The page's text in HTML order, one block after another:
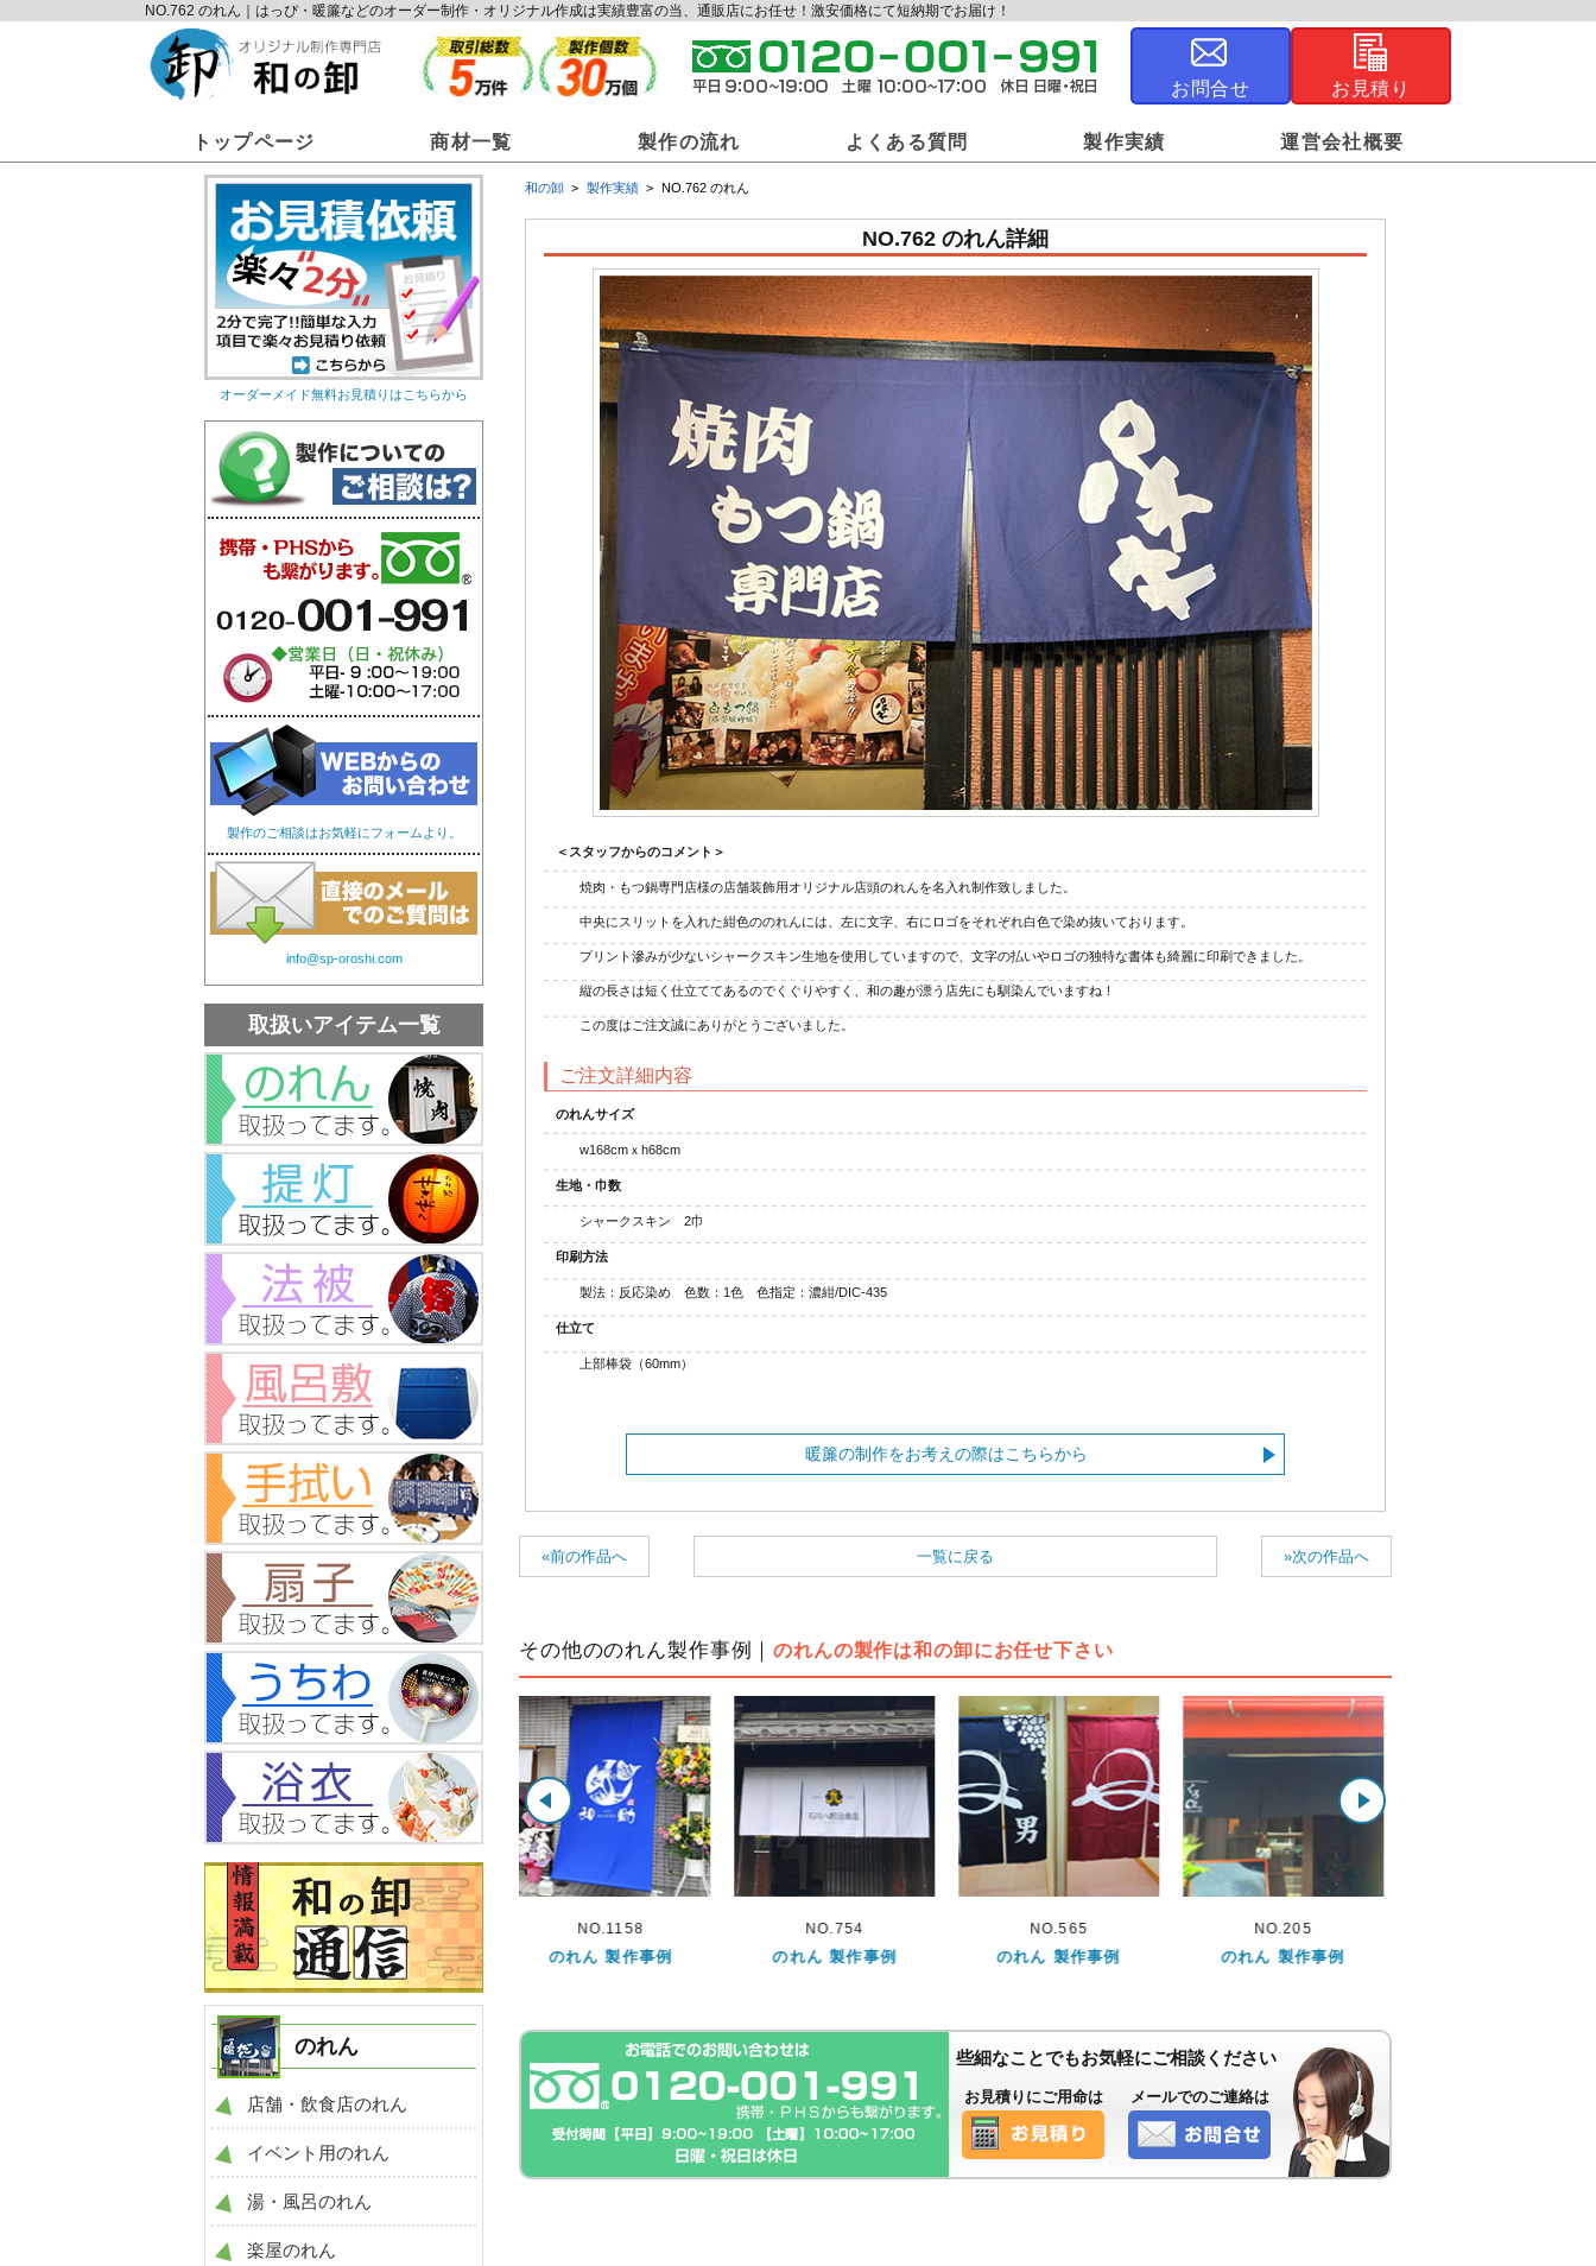
NO.762 のれん｜はっぴ・暖簾などのオーダー制作・オリジナル作成は実績豊富の当、通販店にお任せ！激安価格にて短納期でお届け！
お問合せ お見積り
トップページ 商材一覧
和の卸商材一覧
オリジナルのれん オリジナル提灯 オリジナル法被 オリジナル風呂敷
オリジナル手ぬぐい オリジナル扇子 オリジナルうちわ オリジナル浴衣
製作の流れ よくある質問 製作実績 運営会社概要
和の卸 製作実績 NO.762 のれん
NO.762 のれん詳細
＜スタッフからのコメント＞
焼肉・もつ鍋専門店様の店舗装飾用オリジナル店頭のれんを名入れ制作致しました。
中央にスリットを入れた紺色ののれんには、左に文字、右にロゴをそれぞれ白色で染め抜いております。
プリント滲みが少ないシャークスキン生地を使用していますので、文字の払いやロゴの独特な書体も綺麗に印刷できました。
縦の長さは短く仕立ててあるのでくぐりやすく、和の趣が漂う店先にも馴染んでいますね！
この度はご注文誠にありがとうございました。
ご注文詳細内容
のれんサイズ
w168cmｘh68cm
生地・巾数
シャークスキン 2巾
印刷方法
製法：反応染め 色数：1色 色指定：濃紺/DIC-435
仕立て
上部棒袋（60mm）
暖簾の制作をお考えの際はこちらから
«前の作品へ »次の作品へ
一覧に戻る
その他ののれん製作事例｜のれんの製作は和の卸にお任せ下さい
のれん 製作事例
NO.1158
のれん 製作事例
NO.754
のれん 製作事例
NO.565
のれん 製作事例
NO.205
のれん 製作事例
NO.113
のれん 製作事例
些細なことでもお気軽にご相談ください
お見積りにご用命は メールでのご連絡は
オーダーメイド無料お見積りはこちらから
製作のご相談はお気軽にフォームより。
info@sp-oroshi.com
取扱いアイテム一覧
のれん
店舗・飲食店のれん
イベント用のれん
湯・風呂のれん
楽屋のれん